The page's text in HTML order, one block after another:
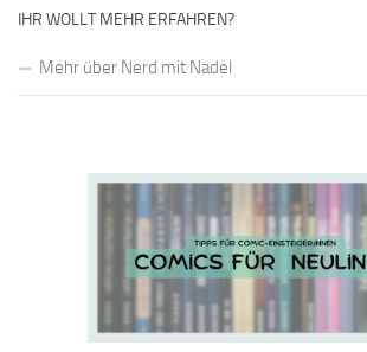
IHR WOLLT MEHR ERFAHREN?
Mehr über Nerd mit Nadel